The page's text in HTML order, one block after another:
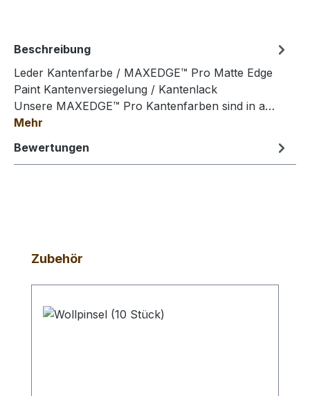
Beschreibung
Leder Kantenfarbe / MAXEDGE™ Pro Matte Edge
Paint Kantenversiegelung / Kantenlack
Unsere MAXEDGE™ Pro Kantenfarben sind in a…
Mehr
Bewertungen
Produktgalerie überspringen
Zubehör